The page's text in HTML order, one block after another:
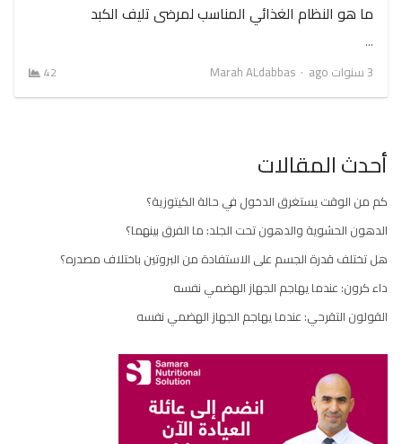
ما هو النظام الغذائي المناسب لمرضى تليف الكبد
…
3 سنوات ago
Author
Marah ALdabbas
42
أحدث المقالات
كم من الوقت يستغرق الدخول في حالة الكيتوزية؟
الدهون الحشوية والدهون تحت الجلد: ما الفرق بينهما؟
هل تختلف قدرة الجسم على الاستفادة من البروتين باختلاف مصدره؟
داء كرون: عندما يهاجم الجهاز الهضمي نفسه
القولون التقرحي: عندما يهاجم الجهاز الهضمي نفسه